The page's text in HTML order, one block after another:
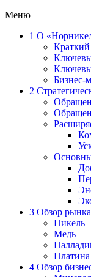
Меню
1 О
Краткий
Бизнес-
2
3 Обзор
Никель
Медь
Платина
4 Обзор